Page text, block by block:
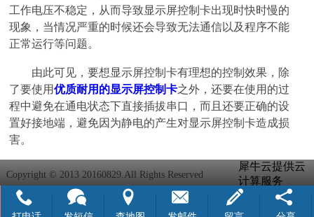
工作电压不稳定，从而导致显示屏控制卡出现时快时慢的
现象，当情况严重的时候还会导致无法通信以及程序不能
正常运行等问题。
由此可见，要想显示屏控制卡有理想的控制效果，除
了要使用优质耐用的显示屏控制卡之外，还要在使用的过
程中避免在通电状态下直接插拔串口，而且还要正确的设
置好接地端，避免因为静电的产生对显示屏控制卡造成损
害。
Copyright © 2013 20160829.All Rights Reserved
犀牛云提供云
计算服务